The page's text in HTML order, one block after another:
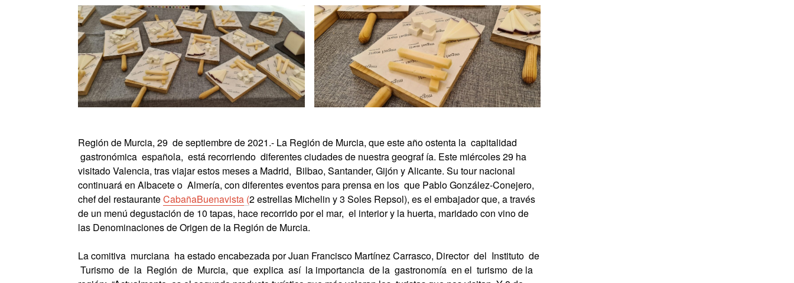
Región de Murcia, 29 de septiembre de 2021.- La Región de Murcia, que este año ostenta la capitalidad
gastronómica española, está recorriendo diferentes ciudades de nuestra geograf ía. Este miércoles 29 ha
visitado Valencia, tras viajar estos meses a Madrid, Bilbao, Santander, Gijón y Alicante. Su tour nacional
continuará en Albacete o Almería, con diferentes eventos para prensa en los que Pablo González-Conejero,
chef del restauranteCabañaBuenavista (2 estrellas Michelin y 3 Soles Repsol), es el embajador que, a través
de un menú degustación de 10 tapas, hace recorrido por el mar, el interior y la huerta, maridado con vino de
las Denominaciones de Origen de la Región de Murcia.
La comitiva murciana ha estado encabezada por Juan Francisco Martínez Carrasco, Director del Instituto de
Turismo de la Región de Murcia, que explica así la importancia de la gastronomía en el turismo de la